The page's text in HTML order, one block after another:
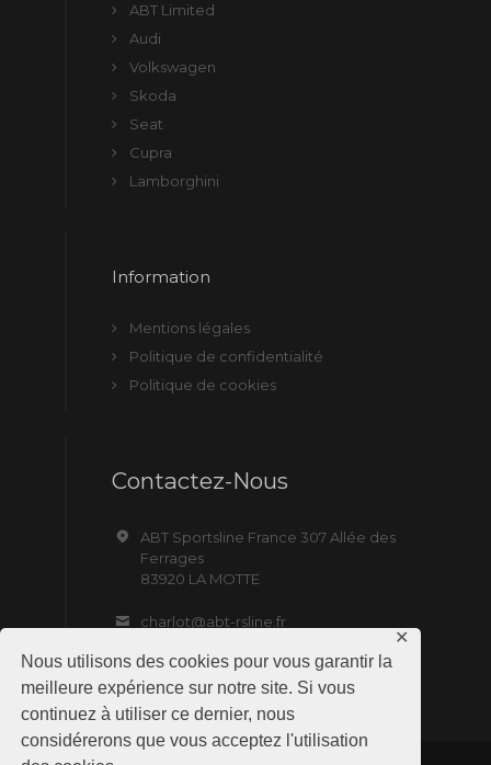
Nous utilisons des cookies pour vous garantir la
meilleure expérience sur notre site. Si vous
continuez à utiliser ce dernier, nous
considérerons que vous acceptez l'utilisation
✕
ABT Limited
Audi
Volkswagen
Skoda
Seat
Cupra
Lamborghini
Information
Mentions légales
Politique de confidentialité
Politique de cookies
Contactez-Nous
ABT Sportsline France 307 Allée des
Ferrages
83920 LA MOTTE
charlot@abt-rsline.fr